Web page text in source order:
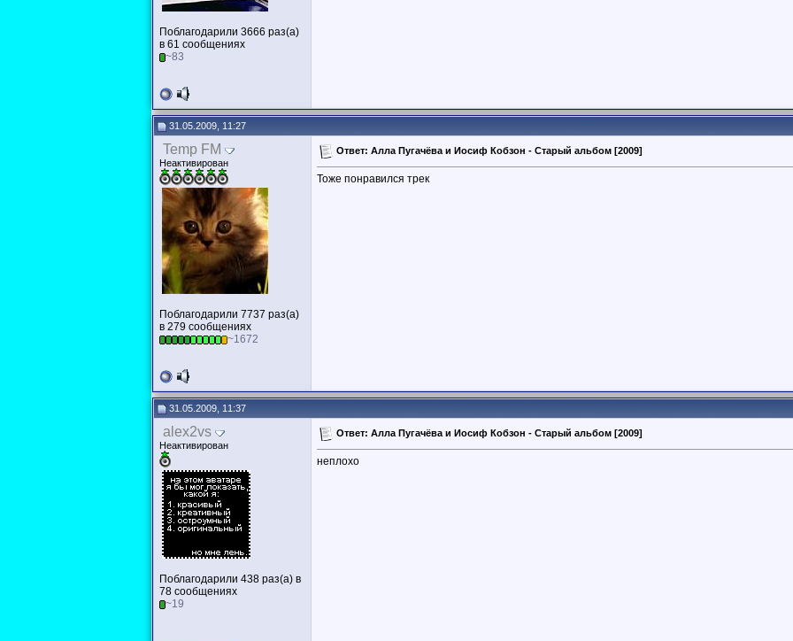
Поблагодарили 3666 раз(а)
в 61 сообщениях
~83
31.05.2009, 11:27
Temp FM
Неактивирован
Поблагодарили 7737 раз(а)
в 279 сообщениях
~1672
Ответ: Алла Пугачёва и Иосиф Кобзон - Старый альбом [2009]
Тоже понравился трек
31.05.2009, 11:37
alex2vs
Неактивирован
Поблагодарили 438 раз(а) в
78 сообщениях
~19
Ответ: Алла Пугачёва и Иосиф Кобзон - Старый альбом [2009]
неплохо